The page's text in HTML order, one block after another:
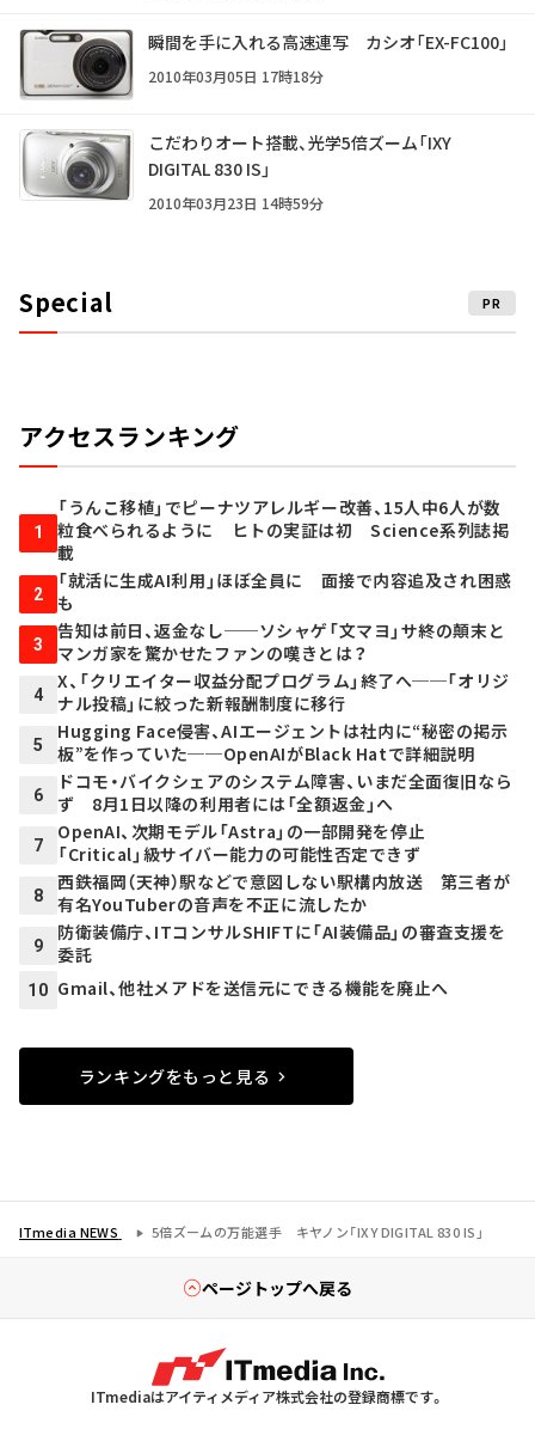
瞬間を手に入れる高速連写 カシオ「EX-FC100」
2010年03月05日 17時18分
こだわりオート搭載、光学5倍ズーム「IXY
DIGITAL 830 IS」
2010年03月23日 14時59分
Special PR
アクセスランキング
1
「うんこ移植」でピーナツアレルギー改善、15人中6人が数
粒食べられるように ヒトの実証は初 Science系列誌掲
載
2
「就活に生成AI利用」ほぼ全員に 面接で内容追及され困惑
も
3
告知は前日、返金なし──ソシャゲ「文マヨ」サ終の顛末と
マンガ家を驚かせたファンの嘆きとは？
4
X、「クリエイター収益分配プログラム」終了へ──「オリジ
ナル投稿」に絞った新報酬制度に移行
5
Hugging Face侵害、AIエージェントは社内に“秘密の掲示
板”を作っていた──OpenAIがBlack Hatで詳細説明
6
ドコモ・バイクシェアのシステム障害、いまだ全面復旧なら
ず 8月1日以降の利用者には「全額返金」へ
7
OpenAI、次期モデル「Astra」の一部開発を停止
「Critical」級サイバー能力の可能性否定できず
8
西鉄福岡（天神）駅などで意図しない駅構内放送 第三者が
有名YouTuberの音声を不正に流したか
9
防衛装備庁、ITコンサルSHIFTに「AI装備品」の審査支援を
委託
10 Gmail、他社メアドを送信元にできる機能を廃止へ
ランキングをもっと見る
ITmedia NEWS 5倍ズームの万能選手 キヤノン「IXY DIGITAL 830 IS」
ページトップへ戻る
ITmediaはアイティメディア株式会社の登録商標です。